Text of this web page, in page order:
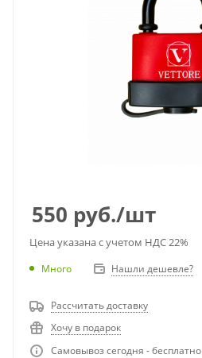
550 руб./шт
Цена указана с учетом НДС 22%
Много Нашли дешевле?
Рассчитать доставку
Хочу в подарок
Самовывоз сегодня - бесплатно